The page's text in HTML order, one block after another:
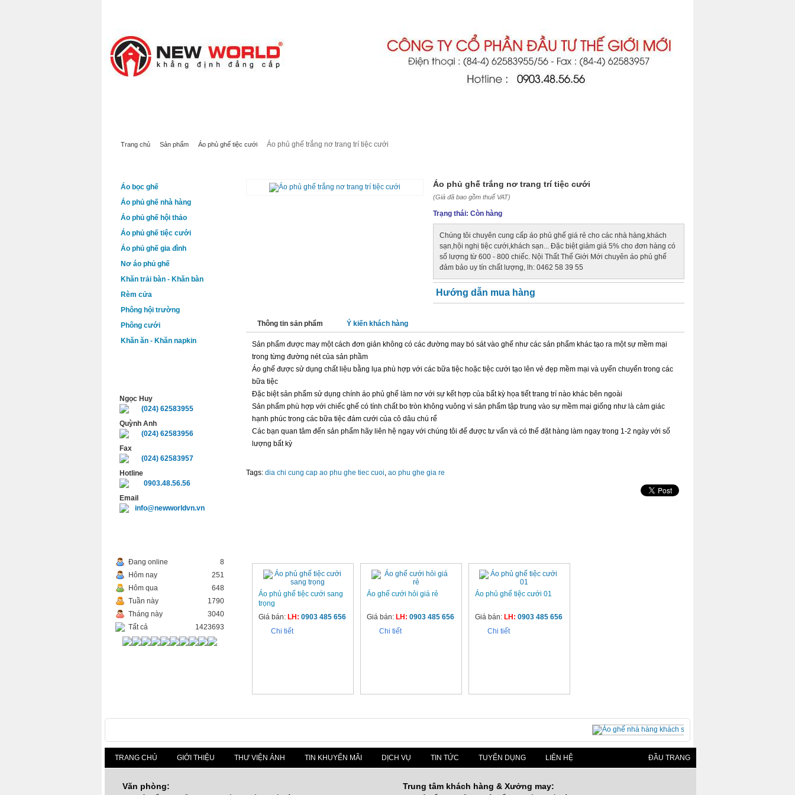
Trang chủ Sản phẩm Áo phủ ghế tiệc cưới Áo phủ ghế trắng nơ trang trí tiệc cưới
Áo bọc ghế
Áo phủ ghế nhà hàng
Áo phủ ghế hội thảo
Áo phủ ghế tiệc cưới
Áo phủ ghế gia đình
Nơ áo phủ ghế
Khăn trải bàn - Khăn bàn
Rèm cửa
Phông hội trường
Phông cưới
Khăn ăn - Khăn napkin
Ngọc Huy
(024) 62583955
Quỳnh Anh
(024) 62583956
Fax
(024) 62583957
Hotline
0903.48.56.56
Email
info@newworldvn.vn
Đang online
8
Hôm nay
251
Hôm qua
648
Tuần này
1790
Tháng này
3040
Tất cả
1423693
Áo phủ ghế trắng nơ trang trí tiệc cưới
(Giá đã bao gồm thuế VAT)
Trạng thái: Còn hàng
Chúng tôi chuyên cung cấp áo phủ ghế giá rẻ cho các nhà hàng,khách
sạn,hội nghị tiệc cưới,khách sạn... Đặc biệt giảm giá 5% cho đơn hàng có
số lượng từ 600 - 800 chiếc. Nội Thất Thế Giới Mới chuyên áo phủ ghế
đảm bảo uy tín chất lượng, lh: 0462 58 39 55
Hướng dẫn mua hàng
Thông tin sản phẩm Ý kiến khách hàng
Sản phẩm được may một cách đơn giản không có các đường may bó sát vào ghế như các sản phẩm khác tạo ra một sự mềm mại
trong từng đường nét của sản phầm
Áo ghế được sử dụng chất liệu bằng lụa phù hợp với các bữa tiệc hoặc tiệc cưới tạo lên vẻ đẹp mềm mại và uyển chuyển trong các
bữa tiệc
Đặc biệt sản phẩm sử dụng chính áo phủ ghế làm nơ với sự kết hợp của bất kỳ họa tiết trang trí nào khác bên ngoài
Sản phẩm phù hợp với chiếc ghế có tính chất bo tròn không vuông vì sản phẩm tập trung vào sự mềm mại giống như là cảm giác
hạnh phúc trong các bữa tiệc đám cưới của cô dâu chú rể
Các bạn quan tâm đến sản phẩm hãy liên hệ ngay với chúng tôi để được tư vấn và có thể đặt hàng làm ngay trong 1-2 ngày với số
lượng bất kỳ
Tags: dia chi cung cap ao phu ghe tiec cuoi, ao phu ghe gia re
Áo phủ ghế tiệc cưới sang
trọng
Giá bán: LH:0903 485 656
Chi tiết
Áo ghế cưới hỏi giá rẻ
Giá bán: LH:0903 485 656
Chi tiết
Áo phủ ghế tiệc cưới 01
Giá bán: LH: 0903 485 656
Chi tiết
TRANG CHỦ GIỚI THIỆU THƯ VIỆN ẢNH TIN KHUYẾN MÃI DỊCH VỤ TIN TỨC TUYỂN DỤNG LIÊN HỆ ĐẦU TRANG
Văn phòng: Trung tâm khách hàng & Xưởng may: